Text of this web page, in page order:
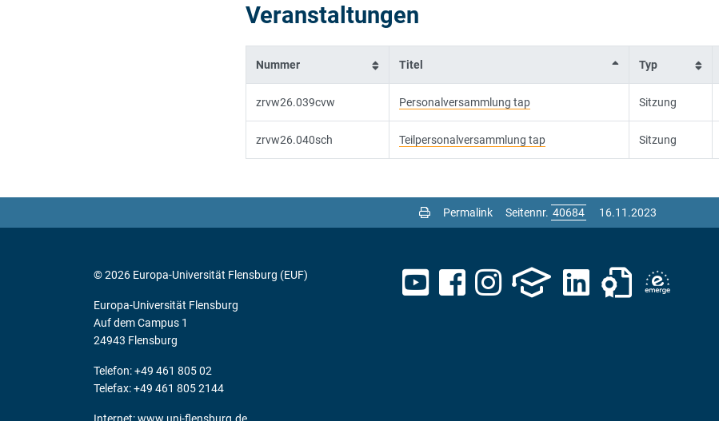
Veranstaltungen
Nummer Titel Typ
zrvw26.039cvw Personalversammlung tap Sitzung
zrvw26.040sch Teilpersonalversammlung tap Sitzung
Permalink Seitennr. 16.11.2023
© 2026 Europa-Universität Flensburg (EUF)
Europa-Universität Flensburg
Auf dem Campus 1
24943 Flensburg
Telefon: +49 461 805 02
Telefax: +49 461 805 2144